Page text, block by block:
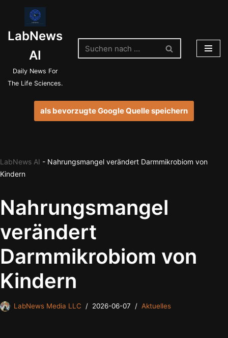
Inhalt
springen
LabNews
AI
Daily News For
The Life Sciences.
als bevorzugte Google Quelle speichern
LabNews AI - Nahrungsmangel verändert Darmmikrobiom von
Kindern
Nahrungsmangel
verändert
Darmmikrobiom von
Kindern
LabNews Media LLC 2026-06-07 Aktuelles